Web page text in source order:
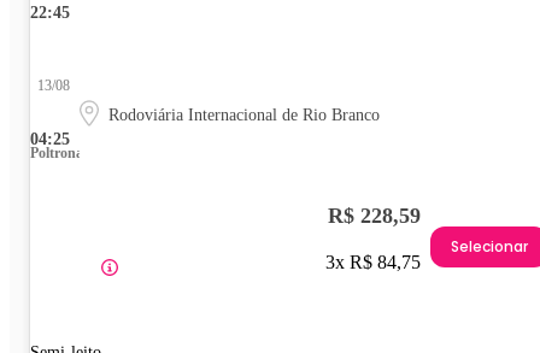
22:45
04:25
13/08
Rodoviária Internacional de Rio Branco
Poltrona
R$ 228,59
3x R$ 84,75
Selecionar